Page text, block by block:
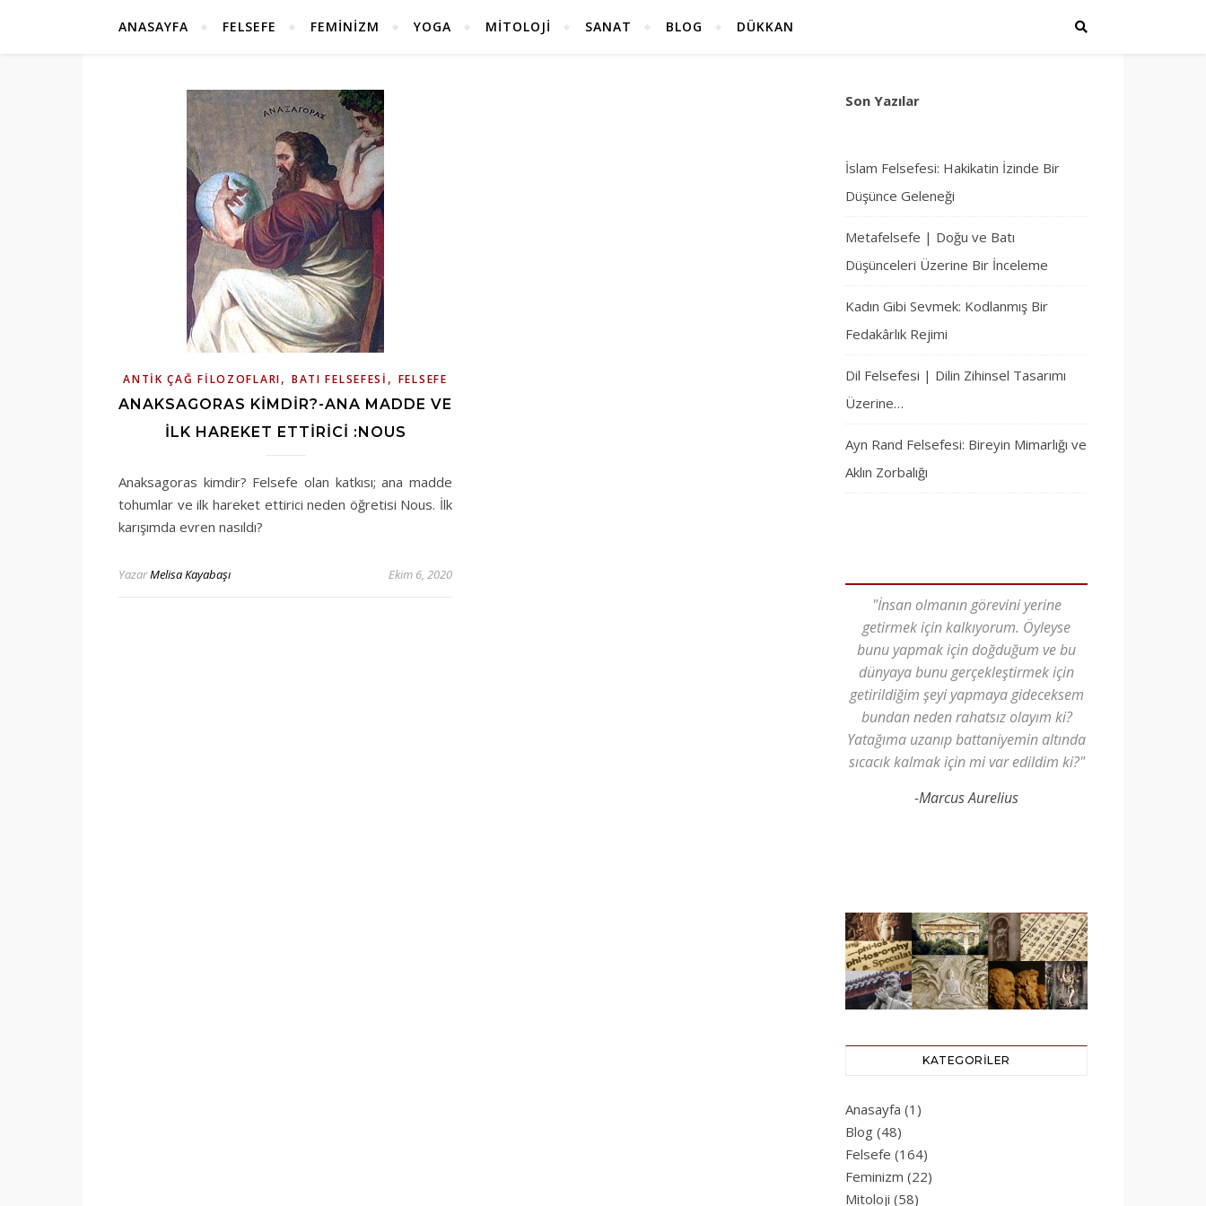
ANASAYFA FELSEFE FEMINIZM YOGA MITOLOJI SANAT BLOG DÜKKAN
ANTIK ÇAĞ FILOZOFLARI, BATI FELSEFESI , FELSEFE
ANAKSAGORAS KIMDIR?-ANA MADDE VE
İLK HAREKET ETTIRICI :NOUS
Anaksagoras kimdir? Felsefe olan katkısı; ana madde
tohumlar ve ilk hareket ettirici neden öğretisi Nous. İlk
karışımda evren nasıldı?
YazarMelisa Kayabaşı Ekim 6, 2020
Son Yazılar
İslam Felsefesi: Hakikatin İzinde Bir
Düşünce Geleneği
Metafelsefe | Doğu ve Batı
Düşünceleri Üzerine Bir İnceleme
Kadın Gibi Sevmek: Kodlanmış Bir
Fedakârlık Rejimi
Dil Felsefesi | Dilin Zihinsel Tasarımı
Üzerine…
Ayn Rand Felsefesi: Bireyin Mimarlığı ve
Aklın Zorbalığı
"İnsan olmanın görevini yerine
getirmek için kalkıyorum. Öyleyse
bunu yapmak için doğduğum ve bu
dünyaya bunu gerçekleştirmek için
getirildiğim şeyi yapmaya gideceksem
bundan neden rahatsız olayım ki?
Yatağıma uzanıp battaniyemin altında
sıcacık kalmak için mi var edildim ki?"
-Marcus Aurelius
KATEGORILER
Anasayfa (1)
Blog (48)
Felsefe (164)
Feminizm (22)
Mitoloji (58)